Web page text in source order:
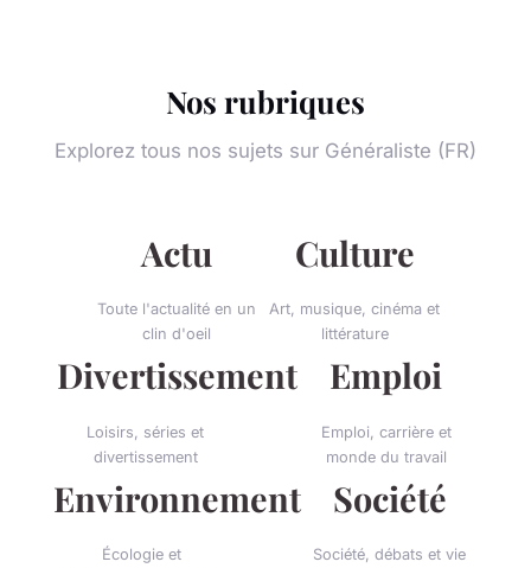
Nos rubriques
Explorez tous nos sujets sur Généraliste (FR)
Actu
Toute l'actualité en un
clin d'oeil
Culture
Art, musique, cinéma et
littérature
Divertissement
Loisirs, séries et
divertissement
Emploi
Emploi, carrière et
monde du travail
Environnement
Écologie et
Société
Société, débats et vie